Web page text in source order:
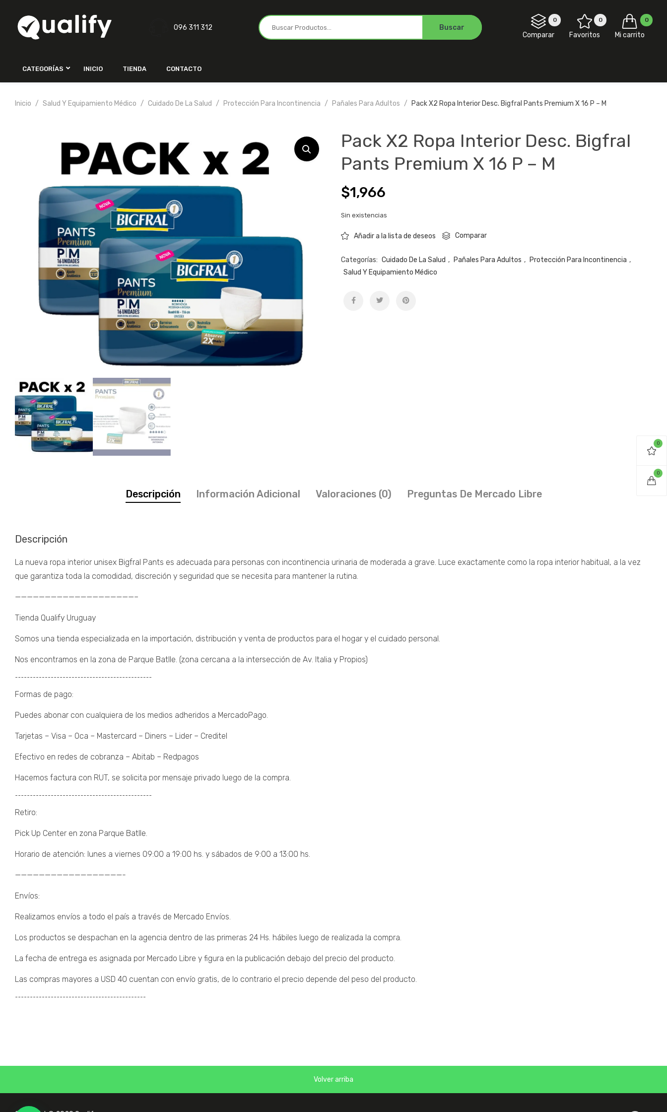
096 311 312
0
Comparar
0
Favoritos
0
Mi carrito
CATEGORÍAS INICIO TIENDA CONTACTO
Inicio Salud Y Equipamiento Médico Cuidado De La Salud Protección Para Incontinencia Pañales Para Adultos Pack X2 Ropa Interior Desc. Bigfral Pants Premium X 16 P – M
Pack X2 Ropa Interior Desc. Bigfral
Pants Premium X 16 P – M
$1,966
Sin existencias
Añadir a la lista de deseos Comparar
Categorías: Cuidado De La Salud , Pañales Para Adultos , Protección Para Incontinencia ,
Salud Y Equipamiento Médico
Descripción Información Adicional Valoraciones (0) Preguntas De Mercado Libre
Descripción
La nueva ropa interior unisex Bigfral Pants es adecuada para personas con incontinencia urinaria de moderada a grave. Luce exactamente como la ropa interior habitual, a la vez
que garantiza toda la comodidad, discreción y seguridad que se necesita para mantener la rutina.
————————————————————–
Tienda Qualify Uruguay
Somos una tienda especializada en la importación, distribución y venta de productos para el hogar y el cuidado personal.
Nos encontramos en la zona de Parque Batlle. (zona cercana a la intersección de Av. Italia y Propios)
¯¯¯¯¯¯¯¯¯¯¯¯¯¯¯¯¯¯¯¯¯¯¯¯¯¯¯¯¯¯¯¯¯¯¯¯¯¯¯¯¯¯¯¯¯¯
Formas de pago:
Puedes abonar con cualquiera de los medios adheridos a MercadoPago.
Tarjetas – Visa – Oca – Mastercard – Diners – Lider – Creditel
Efectivo en redes de cobranza – Abitab – Redpagos
Hacemos factura con RUT, se solicita por mensaje privado luego de la compra.
¯¯¯¯¯¯¯¯¯¯¯¯¯¯¯¯¯¯¯¯¯¯¯¯¯¯¯¯¯¯¯¯¯¯¯¯¯¯¯¯¯¯¯¯¯¯
Retiro:
Pick Up Center en zona Parque Batlle.
Horario de atención: lunes a viernes 09:00 a 19:00 hs. y sábados de 9:00 a 13:00 hs.
——————————————————-
Envíos:
Realizamos envíos a todo el país a través de Mercado Envíos.
Los productos se despachan en la agencia dentro de las primeras 24 Hs. hábiles luego de realizada la compra.
La fecha de entrega es asignada por Mercado Libre y figura en la publicación debajo del precio del producto.
Las compras mayores a USD 40 cuentan con envío gratis, de lo contrario el precio depende del peso del producto.
¯¯¯¯¯¯¯¯¯¯¯¯¯¯¯¯¯¯¯¯¯¯¯¯¯¯¯¯¯¯¯¯¯¯¯¯¯¯¯¯¯¯¯¯
Volver arriba
0
0